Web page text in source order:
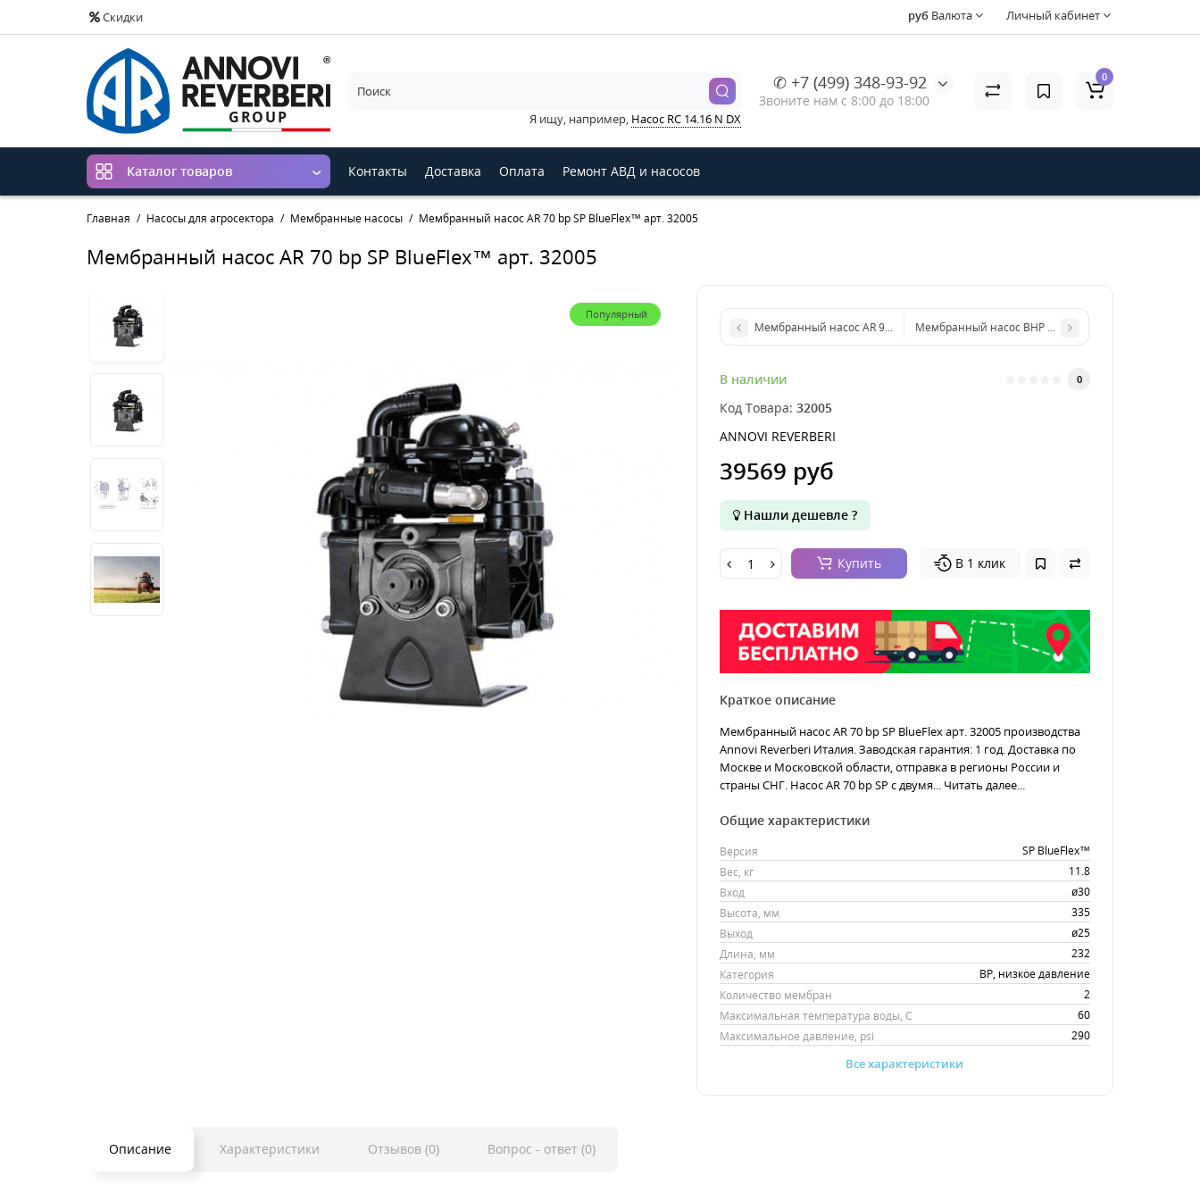
Скидки Личный кабинет
руб Валюта
✆ +7 (499) 348-93-92
Звоните нам с 8:00 до 18:00
Я ищу, например, Насос RC 14.16 N DX
0
Каталог товаров Контакты Доставка Оплата Ремонт АВД и насосов
Главная Насосы для агросектора Мембранные насосы Мембранный насос AR 70 bp SP BlueFlex™ арт. 32005
Мембранный насос AR 70 bp SP BlueFlex™ арт. 32005
Популярный
Мембранный насос AR 903 AP C/C BlueFlex™ арт. 32109Мембранный насос BHP 200 AP C/F (ø32) BlueFlex™
В наличии 0
Код Товара: 32005
ANNOVI REVERBERI
39569 руб
Нашли дешевле ?
Купить В 1 клик
Краткое описание
Мембранный насос AR 70 bp SP BlueFlex арт. 32005 производства
Annovi Reverberi Италия. Заводская гарантия: 1 год. Доставка по
Москве и Московской области, отправка в регионы России и
страны СНГ. Насос AR 70 bp SP с двумя... Читать далее...
Общие характеристики
Версия
SP BlueFlex™
Вес, кг
11.8
Вход
ø30
Высота, мм
335
Выход
ø25
Длина, мм
232
Категория
BP, низкое давление
Количество мембран
2
Максимальная температура воды, С
60
Максимальное давление, psi
290
Все характеристики
Описание Характеристики Отзывов (0) Вопрос - ответ (0)